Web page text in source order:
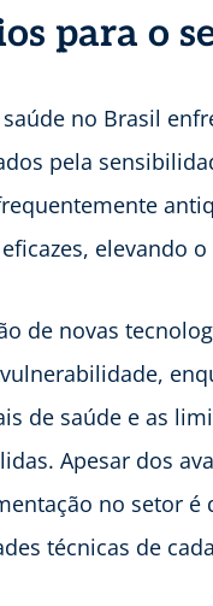
para o
no Brasil
pela
elevando
de novas
de saúde e as
Apesar dos
no setor é
técnicas de